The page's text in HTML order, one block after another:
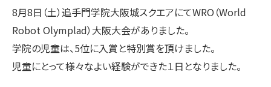
8月8日（土）追手門学院大阪城スクエアにてWRO（World
Robot Olymplad）大阪大会がありました。
学院の児童は、5位に入賞と特別賞を頂けました。
児童にとって様々なよい経験ができた１日となりました。